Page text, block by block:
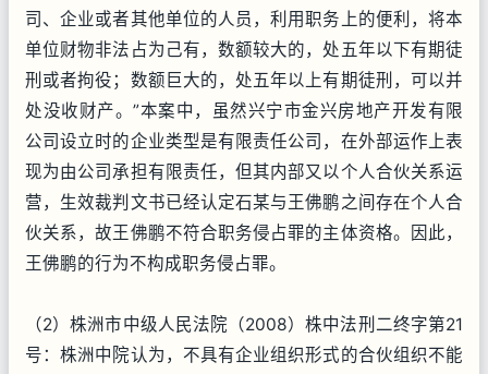
司、企业或者其他单位的人员，利用职务上的便利，将本
单位财物非法占为己有，数额较大的，处五年以下有期徒
刑或者拘役；数额巨大的，处五年以上有期徒刑，可以并
处没收财产。”本案中，虽然兴宁市金兴房地产开发有限
公司设立时的企业类型是有限责任公司，在外部运作上表
现为由公司承担有限责任，但其内部又以个人合伙关系运
营，生效裁判文书已经认定石某与王佛鹏之间存在个人合
伙关系，故王佛鹏不符合职务侵占罪的主体资格。因此，
王佛鹏的行为不构成职务侵占罪。
（2）株洲市中级人民法院（2008）株中法刑二终字第21
号：株洲中院认为，不具有企业组织形式的合伙组织不能